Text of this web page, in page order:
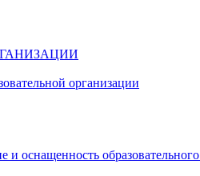
организации
и оснащенность